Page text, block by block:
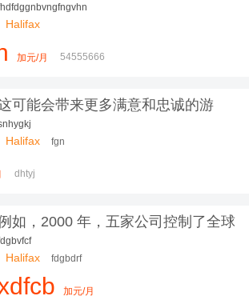
Halifax
加元/月 54555666
可能会带来更多满意和忠诚的游
Halifax fgn
dhtyj
如，2000 年，五家公司控制了全球
Halifax fdgbdrf
加元/月